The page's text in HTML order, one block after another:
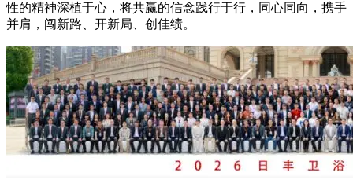
性的精神深植于心，将共赢的信念践行于行，同心同向，携手
并肩，闯新路、开新局、创佳绩。